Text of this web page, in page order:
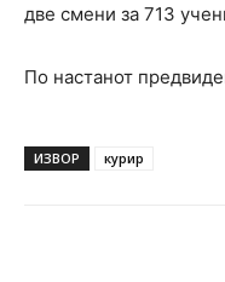
две смени за 713
По настанот
ИЗВОР курир